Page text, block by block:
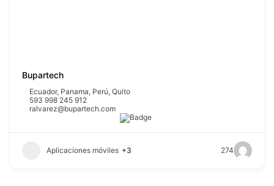
Bupartech
Ecuador, Panama, Perú, Quito
593 998 245 912
ralvarez@bupartech.com
Aplicaciones móviles +3 274